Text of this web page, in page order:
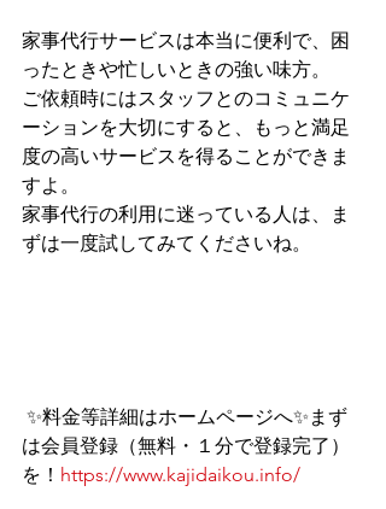
家事代行サービスは本当に便利で、困
ったときや忙しいときの強い味方。
ご依頼時にはスタッフとのコミュニケ
ーションを大切にすると、もっと満足
度の高いサービスを得ることができま
すよ。
家事代行の利用に迷っている人は、ま
ずは一度試してみてくださいね。
は会員登録（無料・１分で登録完了）
を！ https://www.kajidaikou.info/